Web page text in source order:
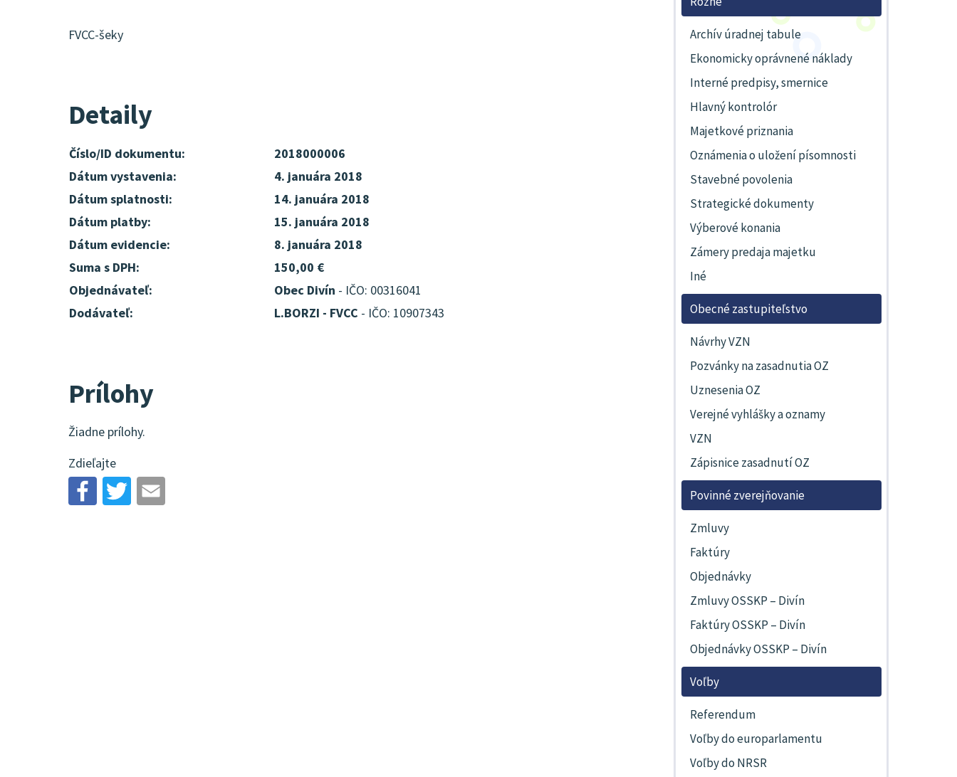
FVCC-šeky
Detaily
Číslo/ID dokumentu:
2018000006
Dátum vystavenia:
4. januára 2018
Dátum splatnosti:
14. januára 2018
Dátum platby:
15. januára 2018
Dátum evidencie:
8. januára 2018
Suma s DPH:
150,00 €
Objednávateľ:
Obec Divín - IČO: 00316041
Dodávateľ:
L.BORZI - FVCC - IČO: 10907343
Prílohy
Žiadne prílohy.
Zdieľajte
Archív úradnej tabule
Ekonomicky oprávnené náklady
Interné predpisy, smernice
Hlavný kontrolór
Majetkové priznania
Oznámenia o uložení písomnosti
Stavebné povolenia
Strategické dokumenty
Výberové konania
Zámery predaja majetku
Iné
Obecné zastupiteľstvo
Návrhy VZN
Pozvánky na zasadnutia OZ
Uznesenia OZ
Verejné vyhlášky a oznamy
VZN
Zápisnice zasadnutí OZ
Povinné zverejňovanie
Zmluvy
Faktúry
Objednávky
Zmluvy OSSKP – Divín
Faktúry OSSKP – Divín
Objednávky OSSKP – Divín
Voľby
Referendum
Voľby do europarlamentu
Voľby do NRSR